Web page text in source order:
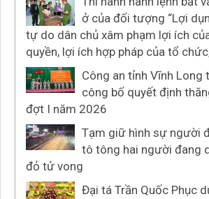
ở của đối tượng “Lợi
tự do dân chủ xâm phạm lợi ích
quyền, lợi ích hợp pháp của tổ
Công an tỉnh Vĩnh Long
công bố quyết định
đợt I năm 2026
Tạm giữ hình sự người
tô tông hai người đang
đỏ tử vong
Đại tá Trần Quốc Phục